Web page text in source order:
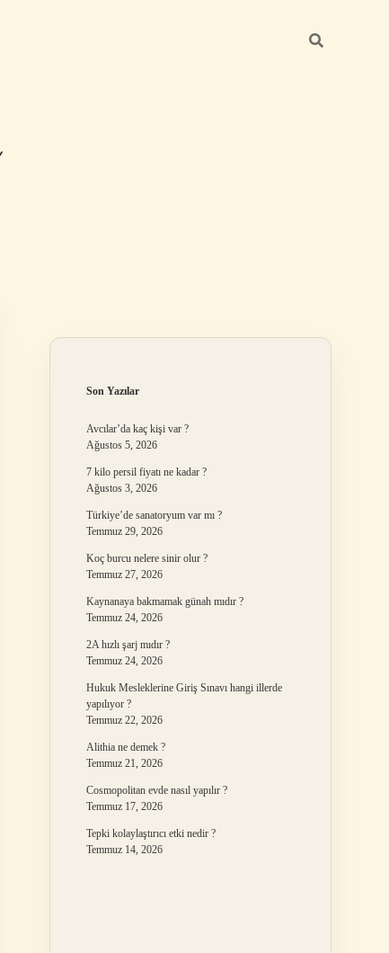
Son Yazılar
Avcılar’da kaç kişi var ?
Ağustos 5, 2026
7 kilo persil fiyatı ne kadar ?
Ağustos 3, 2026
Türkiye’de sanatoryum var mı ?
Temmuz 29, 2026
Koç burcu nelere sinir olur ?
Temmuz 27, 2026
Kaynanaya bakmamak günah mıdır ?
Temmuz 24, 2026
2A hızlı şarj mıdır ?
Temmuz 24, 2026
Hukuk Mesleklerine Giriş Sınavı hangi illerde
yapılıyor ?
Temmuz 22, 2026
Alithia ne demek ?
Temmuz 21, 2026
Cosmopolitan evde nasıl yapılır ?
Temmuz 17, 2026
Tepki kolaylaştırıcı etki nedir ?
Temmuz 14, 2026